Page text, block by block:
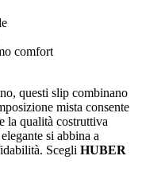
comfort
questi slip combinano
mista consente
la qualità costruttiva
si abbina a
Scegli HUBER